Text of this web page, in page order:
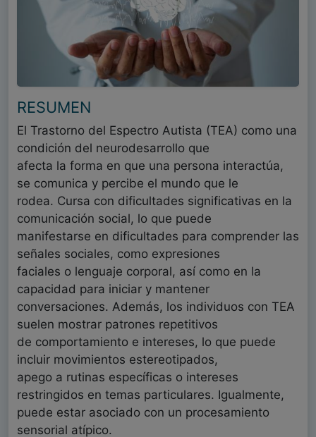
RESUMEN
El Trastorno del Espectro Autista (TEA) como una
condición del neurodesarrollo que
afecta la forma en que una persona interactúa,
se comunica y percibe el mundo que le
rodea. Cursa con dificultades significativas en la
comunicación social, lo que puede
manifestarse en dificultades para comprender las
señales sociales, como expresiones
faciales o lenguaje corporal, así como en la
capacidad para iniciar y mantener
conversaciones. Además, los individuos con TEA
suelen mostrar patrones repetitivos
de comportamiento e intereses, lo que puede
incluir movimientos estereotipados,
apego a rutinas específicas o intereses
restringidos en temas particulares. Igualmente,
puede estar asociado con un procesamiento
sensorial atípico.